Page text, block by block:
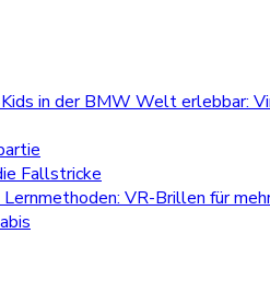
in der BMW Welt erlebbar:
Fallstricke
VR-Brillen für